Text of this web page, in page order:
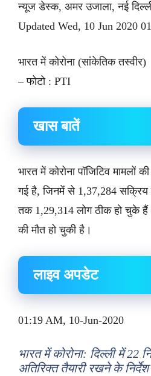
न्यूज डेस्क, अमर उजाला, नई
Updated Wed, 10 Jun 2020
भारत में कोरोना (सांकेतिक तस्वीर)
– फोटो : PTI
खास बातें
भारत में कोरोना पॉजिटिव मामलों
गई है, जिनमें से 1,37,284
तक 1,29,314 लोग ठीक हो चुके
की मौत हो चुकी है।
लाइव अपडेट
01:19 AM, 10-Jun-2020
भारत में कोरोना: दिल्ली में 22
अतिरिक्त तैयारी रखने के निर्देश